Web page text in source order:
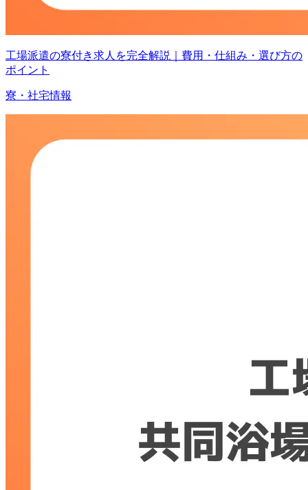
工場派遣の寮付き求人を完全解説｜費用・仕組み・選び方の
ポイント
寮・社宅情報